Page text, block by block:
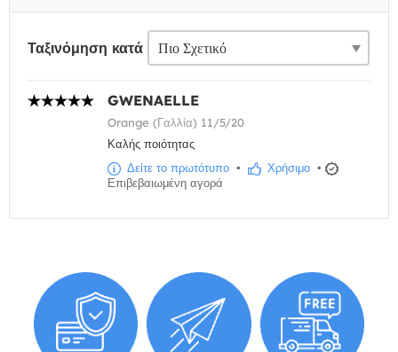
Ταξινόμηση κατά
GWENAELLE
Orange (Γαλλία) 11/5/20
Καλής ποιότητας
Δείτε το πρωτότυπο • Χρήσιμο •
Επιβεβαιωμένη αγορά